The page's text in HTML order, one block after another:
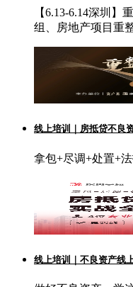
【6.13-6.14深圳
组、房地产项目重
线上培训｜房抵贷不良
拿包+尽调+处置+
线上培训｜不良资产线